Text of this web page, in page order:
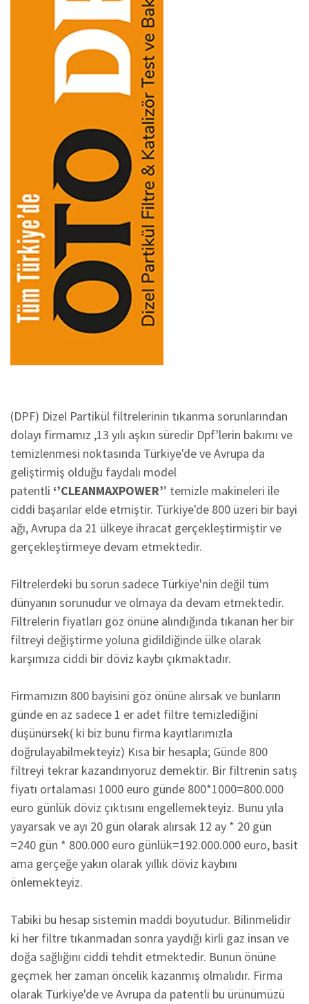
(DPF) Dizel Partikül filtrelerinin tıkanma sorunlarından
dolayı firmamız ,13 yılı aşkın süredir Dpf'lerin bakımı ve
temizlenmesi noktasında Türkiye'de ve Avrupa da
geliştirmiş olduğu faydalı model
patentli ‘’CLEANMAXPOWER’’ temizle makineleri ile
ciddi başarılar elde etmiştir. Türkiye'de 800 üzeri bir bayi
ağı, Avrupa da 21 ülkeye ihracat gerçekleştirmiştir ve
gerçekleştirmeye devam etmektedir.
Filtrelerdeki bu sorun sadece Türkiye'nin değil tüm
dünyanın sorunudur ve olmaya da devam etmektedir.
Filtrelerin fiyatları göz önüne alındığında tıkanan her bir
filtreyi değiştirme yoluna gidildiğinde ülke olarak
karşımıza ciddi bir döviz kaybı çıkmaktadır.
Firmamızın 800 bayisini göz önüne alırsak ve bunların
günde en az sadece 1 er adet filtre temizlediğini
düşünürsek( ki biz bunu firma kayıtlarımızla
doğrulayabilmekteyiz) Kısa bir hesapla; Günde 800
filtreyi tekrar kazandırıyoruz demektir. Bir filtrenin satış
fiyatı ortalaması 1000 euro günde 800*1000=800.000
euro günlük döviz çıktısını engellemekteyiz. Bunu yıla
yayarsak ve ayı 20 gün olarak alırsak 12 ay * 20 gün
=240 gün * 800.000 euro günlük=192.000.000 euro, basit
ama gerçeğe yakın olarak yıllık döviz kaybını
önlemekteyiz.
Tabiki bu hesap sistemin maddi boyutudur. Bilinmelidir
ki her filtre tıkanmadan sonra yaydığı kirli gaz insan ve
doğa sağlığını ciddi tehdit etmektedir. Bunun önüne
geçmek her zaman öncelik kazanmış olmalıdır. Firma
olarak Türkiye'de ve Avrupa da patentli bu ürünümüzü